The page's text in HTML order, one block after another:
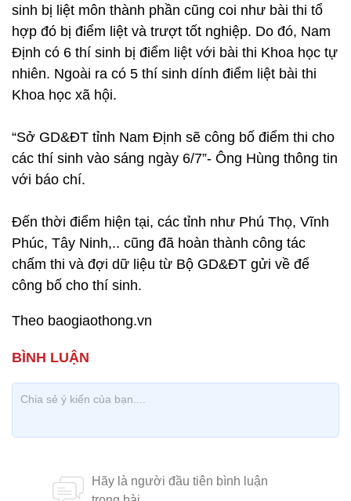
sinh bị liệt môn thành phần cũng coi như bài thi tổ
hợp đó bị điểm liệt và trượt tốt nghiệp. Do đó, Nam
Định có 6 thí sinh bị điểm liệt với bài thi Khoa học tự
nhiên. Ngoài ra có 5 thí sinh dính điểm liệt bài thi
Khoa học xã hội.
“Sở GD&ĐT tỉnh Nam Định sẽ công bố điểm thi cho
các thí sinh vào sáng ngày 6/7”- Ông Hùng thông tin
với báo chí.
Đến thời điểm hiện tại, các tỉnh như Phú Thọ, Vĩnh
Phúc, Tây Ninh,.. cũng đã hoàn thành công tác
chấm thi và đợi dữ liệu từ Bộ GD&ĐT gửi về để
công bố cho thí sinh.
Theo baogiaothong.vn